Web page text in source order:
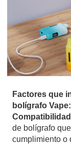
Factores que
bolígrafo Vape:
de bolígrafo
cumplimiento o